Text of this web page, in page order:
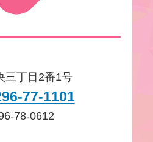
三丁目2番1号
77-1101
78-0612